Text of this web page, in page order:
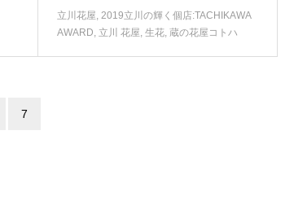
立川花屋 2019立川の輝く個店:TACHIKAWA
AWARD 立川 花屋 生花 蔵の花屋コトハ
7